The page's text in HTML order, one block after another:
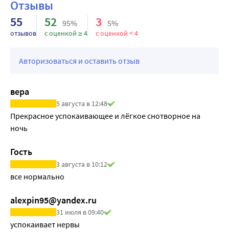
Отзывы
55
отзывов
52 95%
с оценкой ≥ 4
3 5%
с оценкой < 4
Авторизоваться и оставить отзыв
вера
5 августа в 12:48
Прекрасное успокаивающее и лёгкое снотворное на
ночь
Гость
3 августа в 10:12
все нормально
alexpin95@yandex.ru
31 июля в 09:40
успокаивает нервы